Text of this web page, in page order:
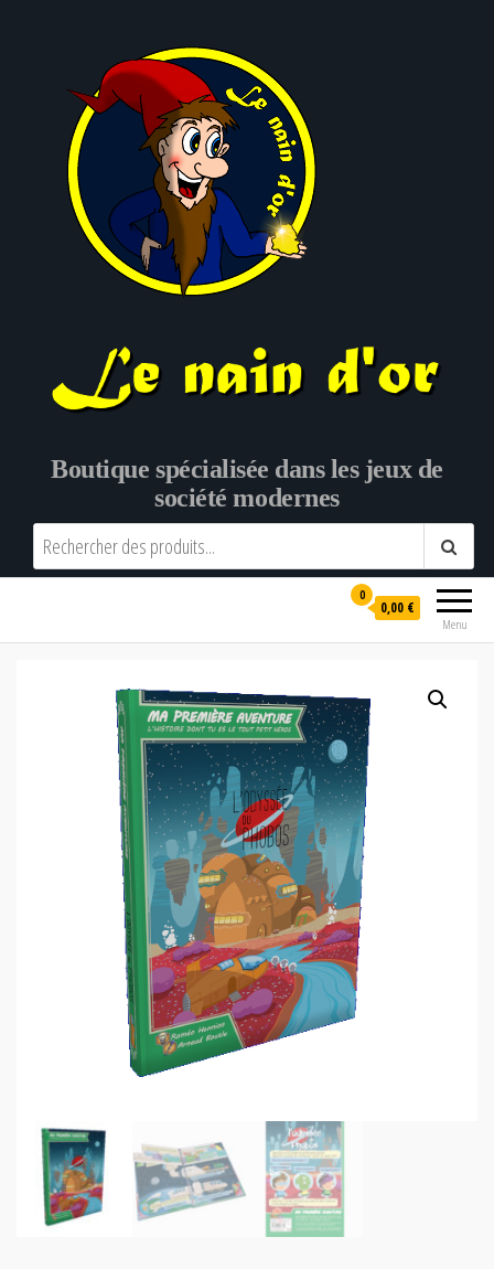
Boutique spécialisée dans les jeux de
société modernes
Menu
0
0,00 €